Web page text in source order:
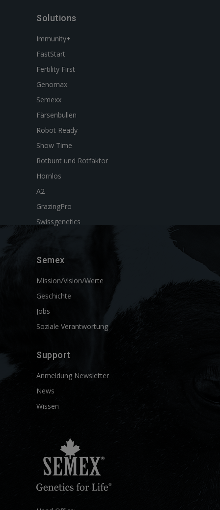
Solutions
Immunity+
FastStart
Fertility First
Genomax
Semexx
Färsenbullen
Robot Ready
Show Time
Rotbunt und Rotfaktor
Hornlos
A2
GrazingPro
Swissgenetics
Semex
Mission/Vision/Werte
Geschichte
Jobs
Soziale Verantwortung
Support
Anmeldung Newsletter
News
Wissen